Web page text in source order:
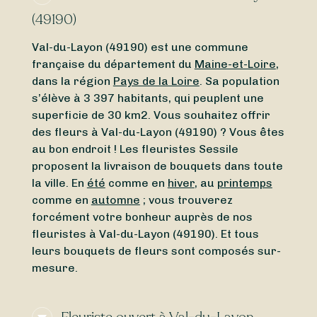
(49190)
Val-du-Layon (49190) est une commune
française du département du Maine-et-Loire,
dans la région Pays de la Loire. Sa population
s’élève à 3 397 habitants, qui peuplent une
superficie de 30 km2. Vous souhaitez offrir
des fleurs à Val-du-Layon (49190) ? Vous êtes
au bon endroit ! Les fleuristes Sessile
proposent la livraison de bouquets dans toute
la ville. En été comme en hiver, au printemps
comme en automne ; vous trouverez
forcément votre bonheur auprès de nos
fleuristes à Val-du-Layon (49190). Et tous
leurs bouquets de fleurs sont composés sur-
mesure.